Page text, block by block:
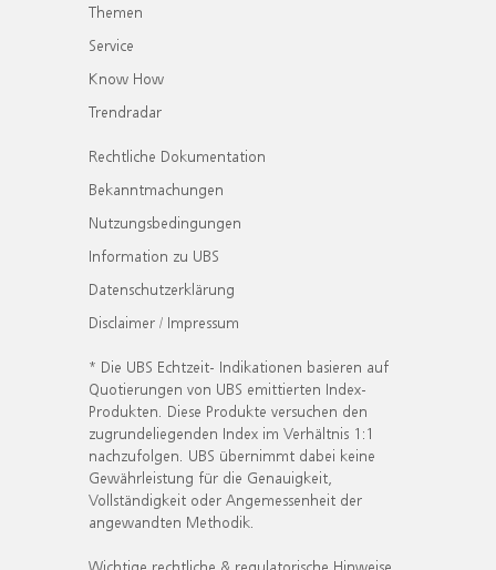
Themen
Service
Know How
Trendradar
Rechtliche Dokumentation
Bekanntmachungen
Nutzungsbedingungen
Information zu UBS
Datenschutzerklärung
Disclaimer / Impressum
* Die UBS Echtzeit- Indikationen basieren auf
Quotierungen von UBS emittierten Index-
Produkten. Diese Produkte versuchen den
zugrundeliegenden Index im Verhältnis 1:1
nachzufolgen. UBS übernimmt dabei keine
Gewährleistung für die Genauigkeit,
Vollständigkeit oder Angemessenheit der
angewandten Methodik.